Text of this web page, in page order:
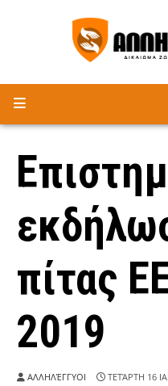
ΑΚΟΥΣΤΕ
πίτας
2019
ΑΛΛΗΛΈΓΓΥΟΙ ΤΕΤΆΡΤΗ 16